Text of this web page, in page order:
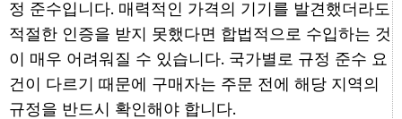
정 준수입니다. 매력적인 가격의 기기를 발견했더라도
적절한 인증을 받지 못했다면 합법적으로 수입하는 것
이 매우 어려워질 수 있습니다. 국가별로 규정 준수 요
건이 다르기 때문에 구매자는 주문 전에 해당 지역의
규정을 반드시 확인해야 합니다.